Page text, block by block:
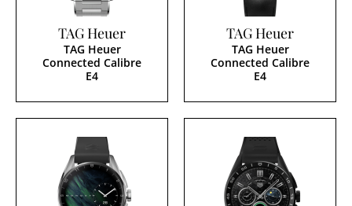
TAG Heuer
TAG Heuer
Connected Calibre
E4
TAG Heuer
TAG Heuer
Connected Calibre
E4